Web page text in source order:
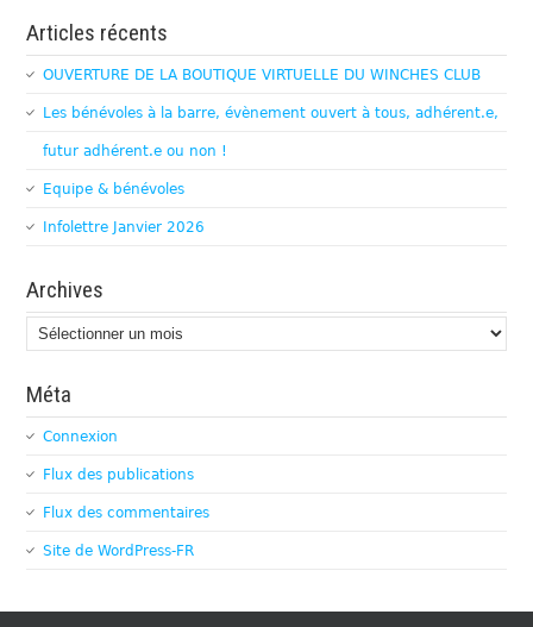
Articles récents
OUVERTURE DE LA BOUTIQUE VIRTUELLE DU WINCHES CLUB
Les bénévoles à la barre, évènement ouvert à tous, adhérent.e,
futur adhérent.e ou non !
Equipe & bénévoles
Infolettre Janvier 2026
Archives
Archives
Méta
Connexion
Flux des publications
Flux des commentaires
Site de WordPress-FR